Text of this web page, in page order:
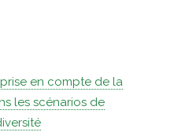
en compte de la
les scénarios de